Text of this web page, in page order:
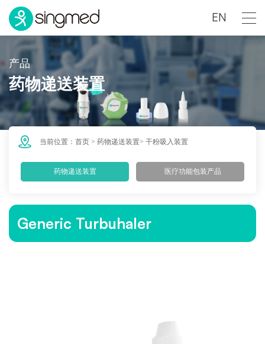
EN
产品
药物递送装置
当前位置： 首页> 药物递送装置> 干粉吸入装置
药物递送装置 医疗功能包装产品
Generic Turbuhaler